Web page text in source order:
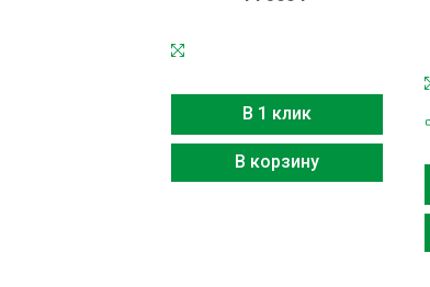
В 1 клик
В корзину